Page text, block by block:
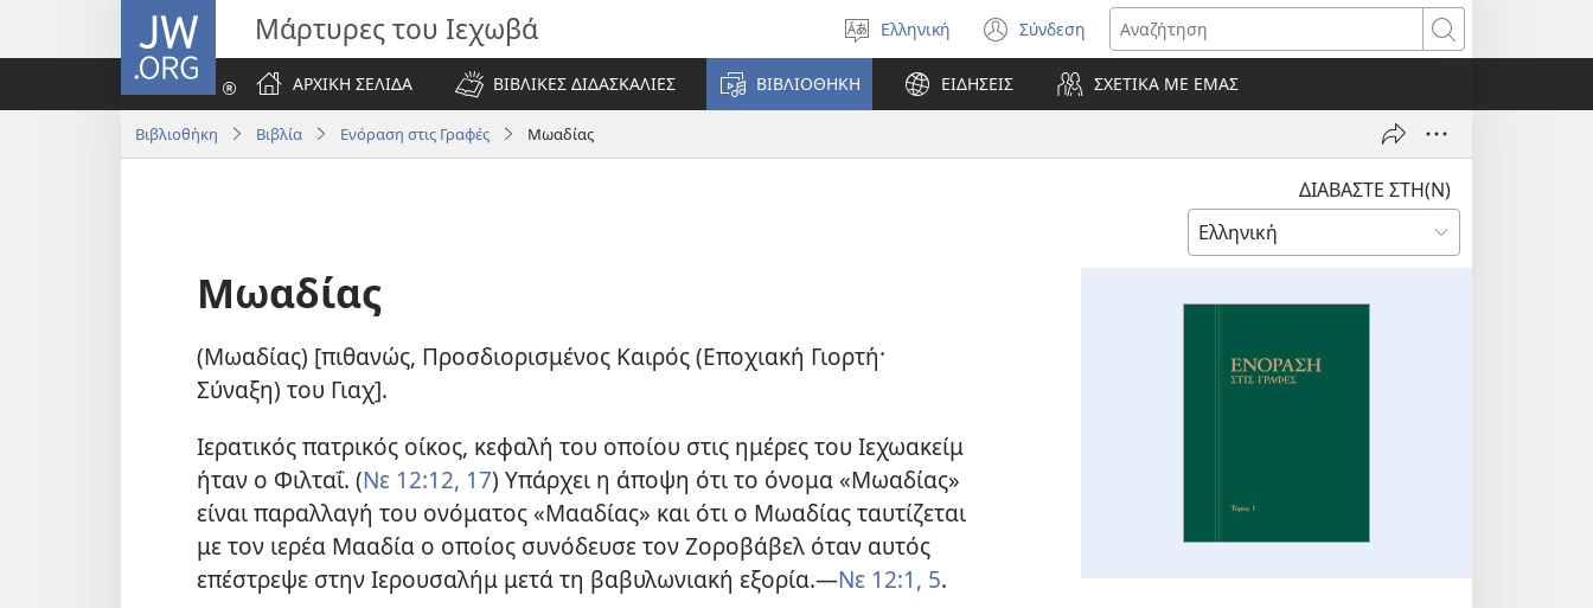
JW.ORG Μάρτυρες του Ιεχωβά
Επιλέξτε
γλώσσα
Ελληνική Σύνδεση
(ανοίγει
νέο
παράθυρο)
Αναζήτηση
ΑΡΧΙΚΗ ΣΕΛΙΔΑ
ΒΙΒΛΙΚΕΣ ΔΙΔΑΣΚΑΛΙΕΣ ΒΙΒΛΙΟΘΗΚΗ ΕΙΔΗΣΕΙΣ ΣΧΕΤΙΚΑ ΜΕ ΕΜΑΣ
Βιβλιοθήκη Βιβλία Ενόραση στις Γραφές Μωαδίας
ΔΙΑΒΑΣΤΕ ΣΤΗ(Ν)
Μωαδίας
(Μωαδίας) [πιθανώς, Προσδιορισμένος Καιρός (Εποχιακή Γιορτή·
Σύναξη) του Γιαχ].
Ιερατικός πατρικός οίκος, κεφαλή του οποίου στις ημέρες του Ιεχωακείμ
ήταν ο Φιλταΐ. (Νε 12:12, 17) Υπάρχει η άποψη ότι το όνομα «Μωαδίας»
είναι παραλλαγή του ονόματος «Μααδίας» και ότι ο Μωαδίας ταυτίζεται
με τον ιερέα Μααδία ο οποίος συνόδευσε τον Ζοροβάβελ όταν αυτός
επέστρεψε στην Ιερουσαλήμ μετά τη βαβυλωνιακή εξορία.—Νε 12:1, 5.